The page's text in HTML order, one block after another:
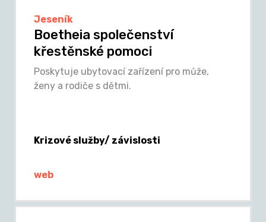
Jeseník
Boetheia společenství
křestěnské pomoci
Poskytuje ubytovací zařízení pro může,
ženy a rodiče s dětmi.
Krizové služby/ závislosti
web